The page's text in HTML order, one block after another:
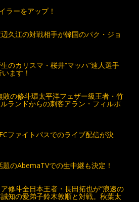
ラーをアップ！
久江の対戦相手が韓国のパク・ジョ
のカリスマ・桜井“マッハ”速人選手
ます！
の修斗環太平洋フェザー級王者・竹
ンドからの刺客アラン・フィルポ
ファイトパスでのライブ配信が決
のAbemaTVでの生中継も決定！
ア修斗全日本王者・長田拓也が“浪速の
知の愛弟子鈴木敦順と対戦。秋葉太